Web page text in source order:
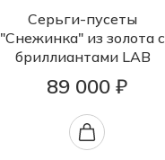
Серьги-пусеты
"Снежинка" из золота с
бриллиантами LAB
89 000 ₽